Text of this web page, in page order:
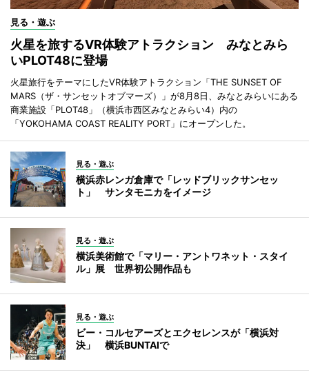
見る・遊ぶ
火星を旅するVR体験アトラクション みなとみら
いPLOT48に登場
火星旅行をテーマにしたVR体験アトラクション「THE SUNSET OF
MARS（ザ・サンセットオブマーズ）」が8月8日、みなとみらいにある
商業施設「PLOT48」（横浜市西区みなとみらい4）内の
「YOKOHAMA COAST REALITY PORT」にオープンした。
見る・遊ぶ
横浜赤レンガ倉庫で「レッドブリックサンセッ
ト」 サンタモニカをイメージ
見る・遊ぶ
横浜美術館で「マリー・アントワネット・スタイ
ル」展 世界初公開作品も
見る・遊ぶ
ビー・コルセアーズとエクセレンスが「横浜対
決」 横浜BUNTAIで